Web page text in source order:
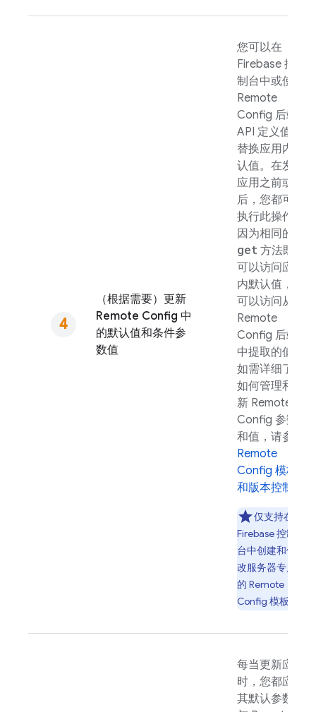
（根据需要）更新
Remote Config 中
的默认值和条件参
数值
您可以在
Firebase 控
制台中或使用
Remote
Config 后端
API 定义值来
替换应用内默
认值。在发布
应用之前或之
后，您都可以
执行此操作，
因为相同的
get 方法既
可以访问应用
内默认值，也
可以访问从
Remote
Config 后端
中提取的值。
如需详细了解
如何管理和更
新 Remote
Config 参数
和值，请参阅
Remote
Config 模板
和版本控制
仅支持在
Firebase控制
台中创建和修
改服务器专属
的 Remote
Config 模板。
每当更新应用
时，您都应将
其默认参数值